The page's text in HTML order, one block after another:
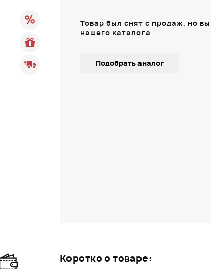
Коротко о товаре:
Товар был снят с продаж, но
нашего каталога
Подобрать аналог